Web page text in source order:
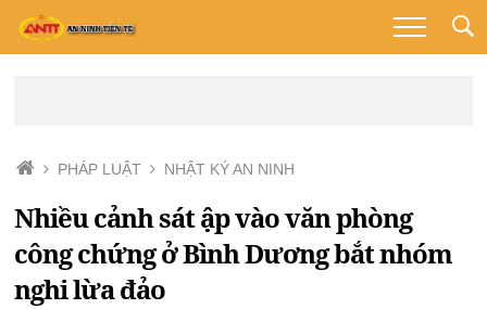
PHÁP LUẬT NHẬT KÝ AN NINH
Nhiều cảnh sát ập vào văn phòng
công chứng ở Bình Dương bắt nhóm
nghi lừa đảo